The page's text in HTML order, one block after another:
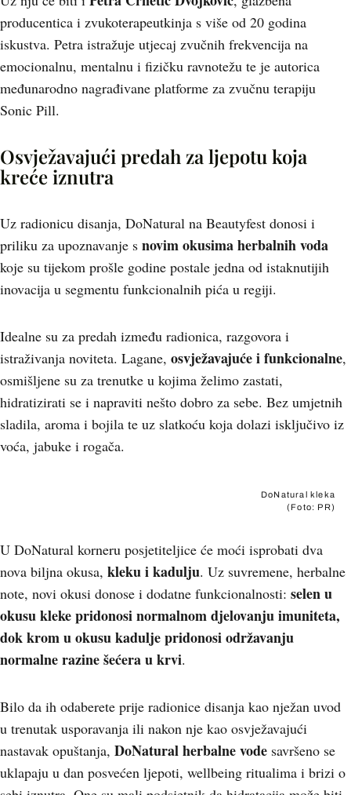
producentica i zvukoterapeutkinja s više od 20 godina
iskustva. Petra istražuje utjecaj zvučnih frekvencija na
emocionalnu, mentalnu i fizičku ravnotežu te je autorica
međunarodno nagrađivane platforme za zvučnu terapiju
Sonic Pill.
Osvježavajući predah za ljepotu koja
kreće iznutra
Uz radionicu disanja, DoNatural na Beautyfest donosi i
priliku za upoznavanje s novim okusima herbalnih voda
koje su tijekom prošle godine postale jedna od istaknutijih
inovacija u segmentu funkcionalnih pića u regiji.
Idealne su za predah između radionica, razgovora i
istraživanja noviteta. Lagane, osvježavajuće i funkcionalne,
osmišljene su za trenutke u kojima želimo zastati,
hidratizirati se i napraviti nešto dobro za sebe. Bez umjetnih
sladila, aroma i bojila te uz slatkoću koja dolazi isključivo iz
voća, jabuke i rogača.
DoNatural kleka
(Foto: PR)
U DoNatural korneru posjetiteljice će moći isprobati dva
nova biljna okusa, kleku i kadulju. Uz suvremene, herbalne
note, novi okusi donose i dodatne funkcionalnosti: selen u
okusu kleke pridonosi normalnom djelovanju imuniteta,
dok krom u okusu kadulje pridonosi održavanju
normalne razine šećera u krvi.
Bilo da ih odaberete prije radionice disanja kao nježan uvod
u trenutak usporavanja ili nakon nje kao osvježavajući
nastavak opuštanja, DoNatural herbalne vode savršeno se
uklapaju u dan posvećen ljepoti, wellbeing ritualima i brizi o